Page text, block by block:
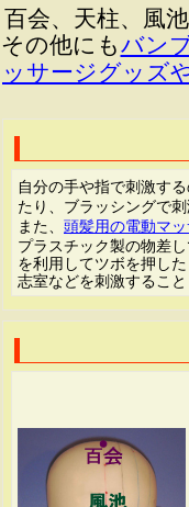
百会、天柱、風
その他にもバン
ッサージグッズ
自分の手や指で刺激す
たり、ブラッシングで
また、 頭髪用の電動マ
プラスチック製の物差
を利用してツボを押し
志室などを刺激するこ